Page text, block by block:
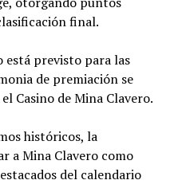
final.
está previsto para las
de premiación se
Casino de Mina Clavero.
históricos, la
a Mina Clavero como
del calendario